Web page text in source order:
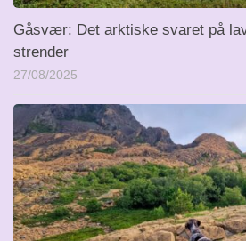
Gåsvær: Det arktiske svaret på
strender
27/08/2025